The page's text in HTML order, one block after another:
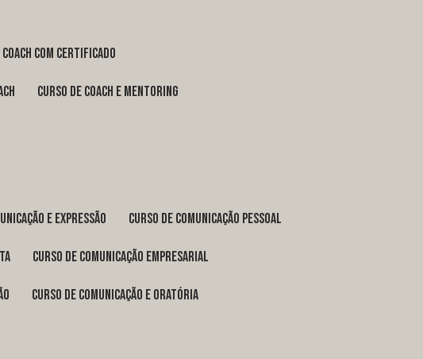
coach com certificado
curso de coach e mentoring
e expressão curso de comunicação pessoal
curso de comunicação empresarial
curso de comunicação e oratória